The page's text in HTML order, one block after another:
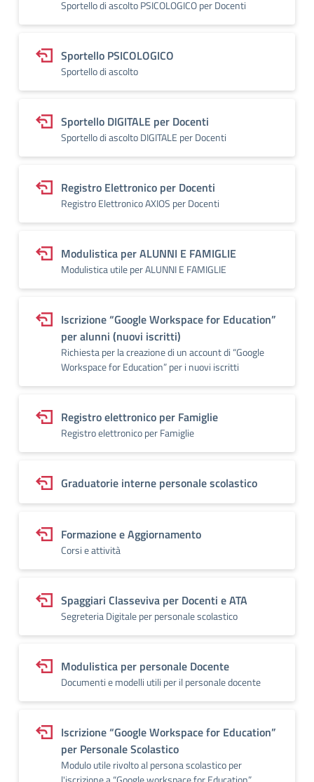
Sportello di ascolto PSICOLOGICO per Docenti
Sportello PSICOLOGICO
Sportello di ascolto
Sportello DIGITALE per Docenti
Sportello di ascolto DIGITALE per Docenti
Registro Elettronico per Docenti
Registro Elettronico AXIOS per Docenti
Modulistica per ALUNNI E FAMIGLIE
Modulistica utile per ALUNNI E FAMIGLIE
Iscrizione “Google Workspace for Education”
per alunni (nuovi iscritti)
Richiesta per la creazione di un account di “Google
Workspace for Education” per i nuovi iscritti
Registro elettronico per Famiglie
Registro elettronico per Famiglie
Graduatorie interne personale scolastico
Formazione e Aggiornamento
Corsi e attività
Spaggiari Classeviva per Docenti e ATA
Segreteria Digitale per personale scolastico
Modulistica per personale Docente
Documenti e modelli utili per il personale docente
Iscrizione “Google Workspace for Education”
per Personale Scolastico
Modulo utile rivolto al persona scolastico per